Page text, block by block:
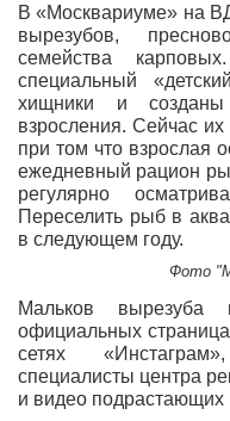
В «Москвариуме» на
вырезубов,
семейства
специальный
хищники и
взросления. Сейчас
при том что взрослая
ежедневный рацион
регулярно
Переселить рыб в
в следующем году.
Фото
Мальков вырезуба
официальных
сетях
специалисты центра
и видео